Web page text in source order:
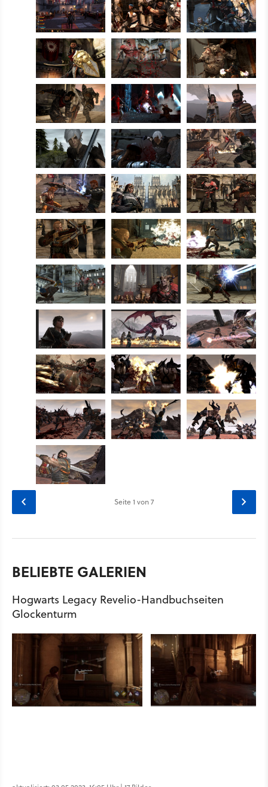
Seite 1 von 7
BELIEBTE GALERIEN
Hogwarts Legacy Revelio-Handbuchseiten
Glockenturm